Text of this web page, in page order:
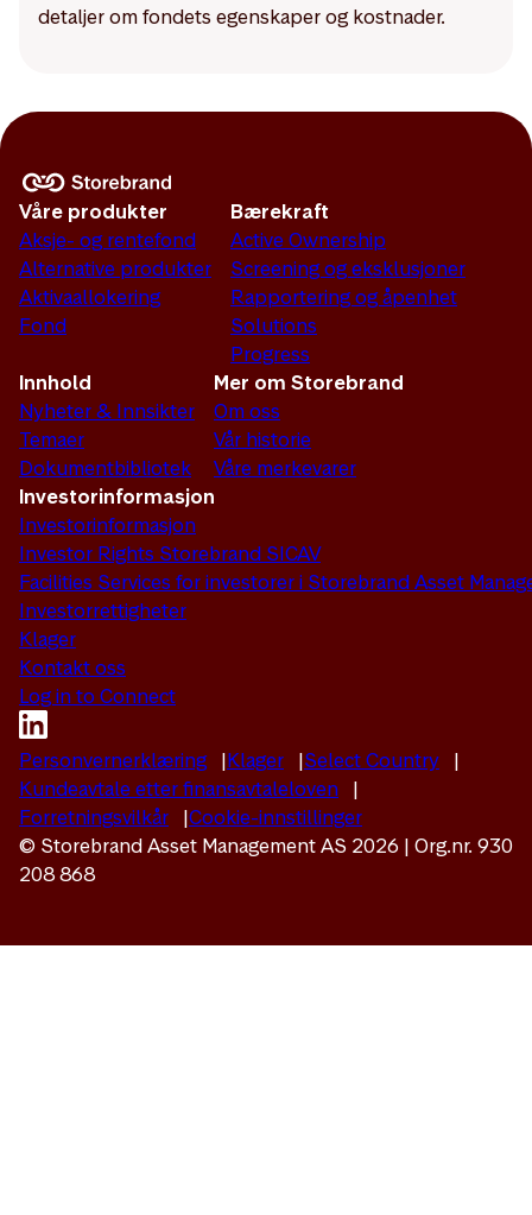
detaljer om fondets egenskaper og kostnader.
Våre produkter
Aksje- og rentefond
Alternative produkter
Aktivaallokering
Fond
Bærekraft
Active Ownership
Screening og eksklusjoner
Rapportering og åpenhet
Solutions
Progress
Innhold
Nyheter & Innsikter
Temaer
Dokumentbibliotek
Mer om Storebrand
Om oss
Vår historie
Våre merkevarer
Investorinformasjon
Investorinformasjon
Investor Rights Storebrand SICAV
Facilities Services for investorer i Storebrand Asset
Investorrettigheter
Klager
Kontakt oss
Log in to Connect
Personvernerklæring Klager
Select Country
Kundeavtale etter finansavtaleloven
Forretningsvilkår
Cookie-innstillinger
© Storebrand Asset Management AS 2026 | Org.nr. 930
208 868